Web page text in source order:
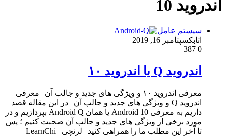
اندروید 10
سیستم عامل
اتابکسپتامبر 16, 2019
0
اندروید Q یا اندروید ۱۰
معرفی اندروید ۱۰ و ویژگی های جدید و جالب آن | معرفی
اندروید Q و ویژگی های جدید و جالب آن | در این مقاله قصد
داریم به معرفی Android 10 یا همان Android Q بپردازیم و در
مورد برخی از ویژگی های جدید و جالب آن صحبت کنیم ؛ پس
تا آخر این مطلب ما را همراهی کنید | لرنچی | LearnChi